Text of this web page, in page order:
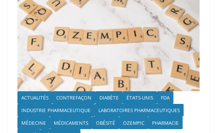
ACTUALITÉS CONTREFAÇON DIABÈTE ÉTATS-UNIS
FDA
INDUSTRIE PHARMACEUTIQUE
LABORATOIRES PHARMACEUTIQUES
MÉDECINE
MÉDICAMENTS OBÉSITÉ OZEMPIC
PHARMACIE